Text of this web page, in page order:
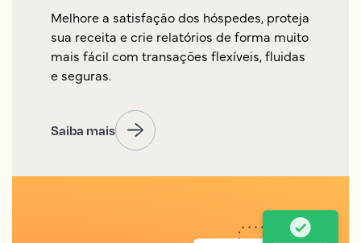
Melhore a satisfação dos hóspedes, proteja
sua receita e crie relatórios de forma muito
mais fácil com transações flexíveis, fluidas
e seguras.
Saiba mais